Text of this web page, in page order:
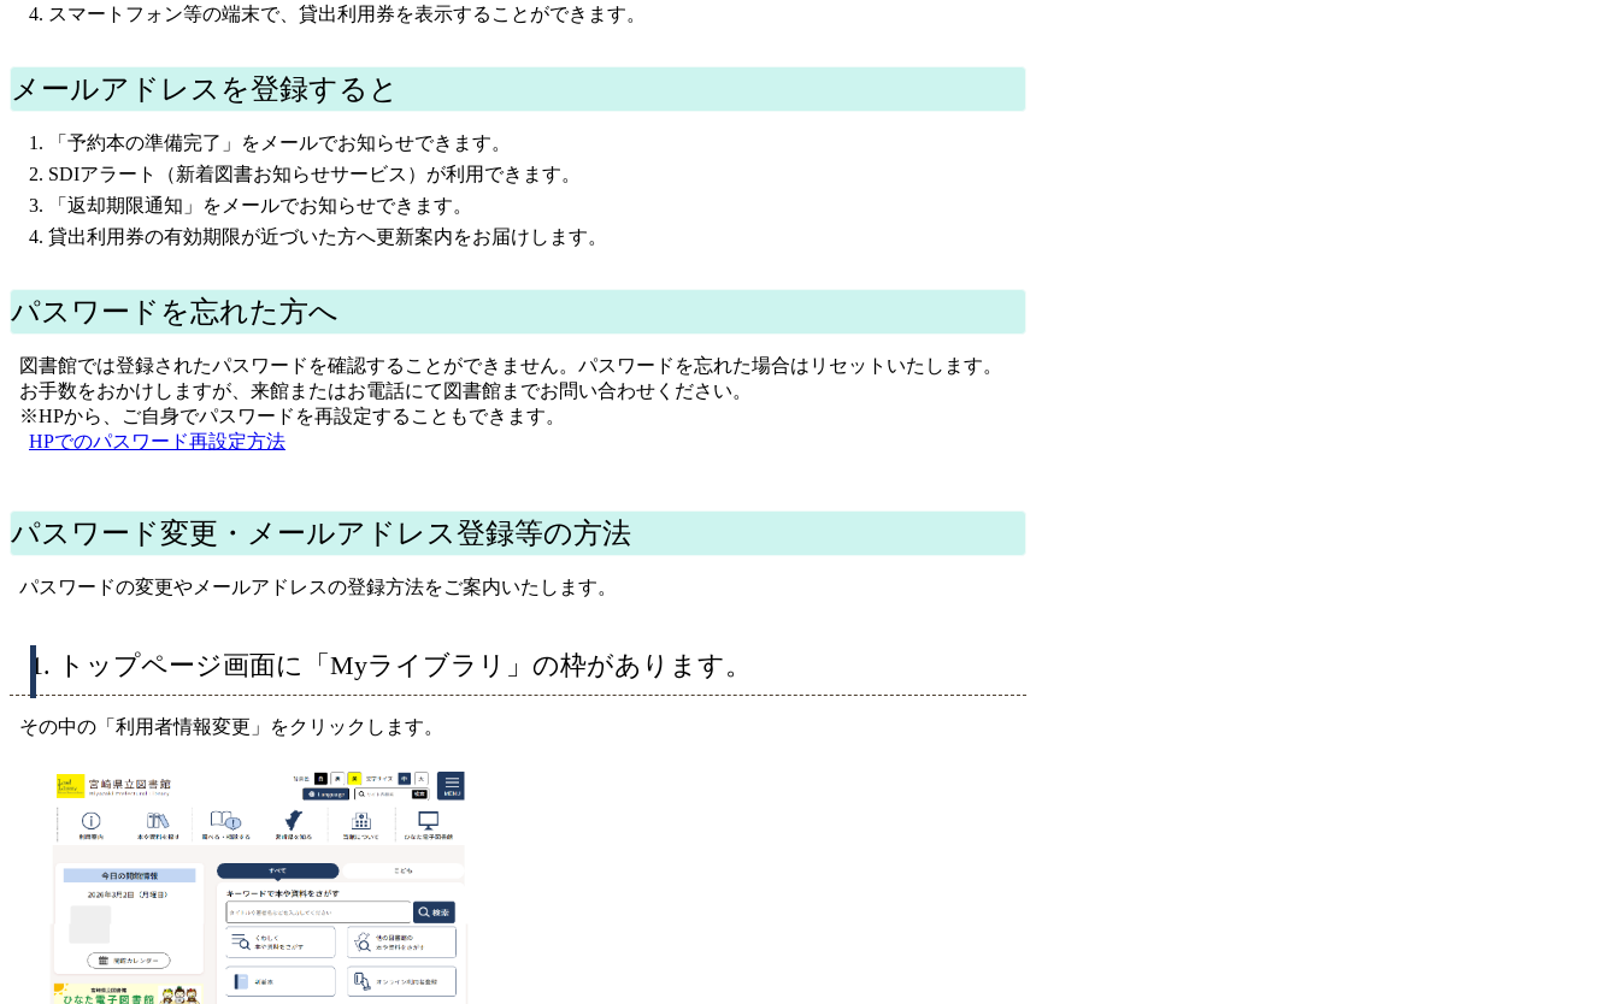
スマートフォン等の端末で、貸出利用券を表示することができます。
メールアドレスを登録すると
「予約本の準備完了」をメールでお知らせできます。
SDIアラート（新着図書お知らせサービス）が利用できます。
「返却期限通知」をメールでお知らせできます。
貸出利用券の有効期限が近づいた方へ更新案内をお届けします。
パスワードを忘れた方へ
図書館では登録されたパスワードを確認することができません。パスワードを忘れた場合はリセットいたします。
お手数をおかけしますが、来館またはお電話にて図書館までお問い合わせください。
※HPから、ご自身でパスワードを再設定することもできます。
HPでのパスワード再設定方法
パスワード変更・メールアドレス登録等の方法
パスワードの変更やメールアドレスの登録方法をご案内いたします。
1. トップページ画面に「Myライブラリ」の枠があります。
その中の「利用者情報変更」をクリックします。